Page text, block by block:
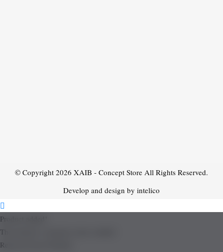
© Copyright 2026 XAIB - Concept Store All Rights Reserved.
Develop and design by intelico
Product added!
The product is already in the wishlist!
Removed from Wishlist